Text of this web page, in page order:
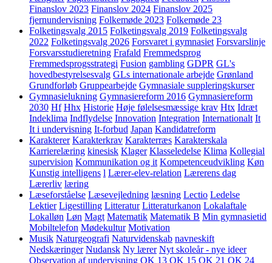
Finanslov 2023 Finanslov 2024 Finanslov 2025
fjernundervisning Folkemøde 2023 Folkemøde 23
Folketingsvalg 2015 Folketingsvalg 2019 Folketingsvalg
2022 Folketingsvalg 2026 Forsvaret i gymnasiet Forsvarslinje
Forsvarsstudieretning Frafald Fremmedsprog
Fremmedsprogsstrategi Fusion gambling GDPR GL's
hovedbestyrelsesvalg GLs internationale arbejde Grønland
Grundforløb Gruppearbejde Gymnasiale suppleringskurser
Gymnasielukning Gymnasiereform 2016 Gymnasiereform
2030 Hf Hhx Historie Høje følelsesmæssige krav Htx Idræt
Indeklima Indflydelse Innovation Integration Internationalt It
It i undervisning It-forbud Japan Kandidatreform
Karakterer Karakterkrav Karakterræs Karakterskala
Karrierelæring kinesisk Klager Klasseledelse Klima Kollegial
supervision Kommunikation og it Kompetenceudvikling Køn
Kunstig intelligens l Lærer-elev-relation Lærerens dag
Lærerliv læring
Læseforståelse Læsevejledning læsning Lectio Ledelse
Lektier Ligestilling Litteratur Litteraturkanon Lokalaftale
Lokalløn Løn Magt Matematik Matematik B Min gymnasietid
Mobiltelefon Mødekultur Motivation
Musik Naturgeografi Naturvidenskab navneskift
Nedskæringer Nudansk Ny lærer Nyt skoleår - nye ideer
Observation af undervisning OK 13 OK 15 OK 21 OK 24